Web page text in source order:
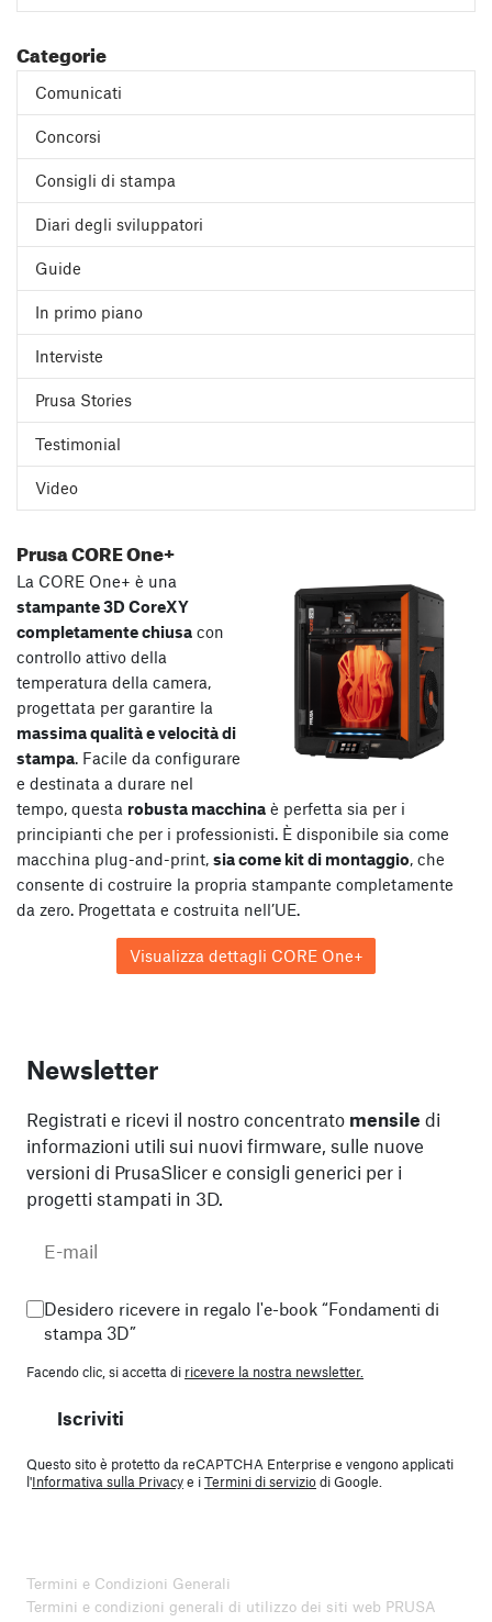
Categorie
Comunicati
Concorsi
Consigli di stampa
Diari degli sviluppatori
Guide
In primo piano
Interviste
Prusa Stories
Testimonial
Video
Prusa CORE One+
La CORE One+ è una
stampante 3D CoreXY
completamente chiusa con
controllo attivo della
temperatura della camera,
progettata per garantire la
massima qualità e velocità di
stampa. Facile da configurare
e destinata a durare nel
tempo, questa robusta macchina è perfetta sia per i
principianti che per i professionisti. È disponibile sia come
macchina plug-and-print, sia come kit di montaggio, che
consente di costruire la propria stampante completamente
da zero. Progettata e costruita nell’UE.
Visualizza dettagli CORE One+
Newsletter
Registrati e ricevi il nostro concentrato mensile di
informazioni utili sui nuovi firmware, sulle nuove
versioni di PrusaSlicer e consigli generici per i
progetti stampati in 3D.
Desidero ricevere in regalo l'e-book “Fondamenti di
stampa 3D”
Facendo clic, si accetta di ricevere la nostra newsletter.
Iscriviti
Questo sito è protetto da reCAPTCHA Enterprise e vengono applicati
l'Informativa sulla Privacye iTermini di serviziodi Google.
Termini e Condizioni Generali
Termini e condizioni generali di utilizzo dei siti web PRUSA